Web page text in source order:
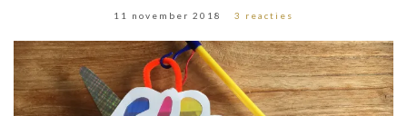
11 november 2018 3 reacties